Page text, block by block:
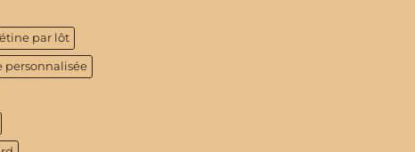
par lôt
personnalisée